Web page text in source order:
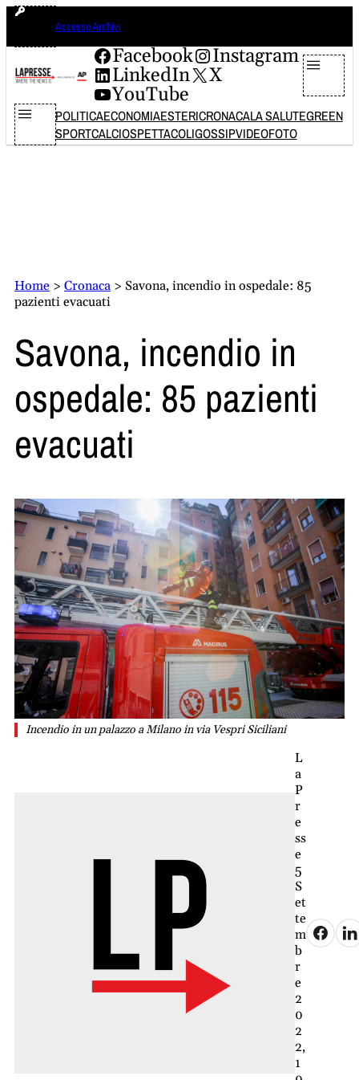
Vai
contenuto
Accesso Archivi
Facebook
Instagram
LinkedIn
X
YouTube
POLITICAECONOMIAESTERICRONACALA SALUTEGREEN
SPORTCALCIOSPETTACOLIGOSSIPVIDEOFOTO
Home > Cronaca > Savona, incendio in ospedale: 85
pazienti evacuati
Savona, incendio in
ospedale: 85 pazienti
evacuati
Incendio in un palazzo a Milano in via Vespri Siciliani
L
a
P
r
e
ss
e
5
S
et
te
m
b
r
e
2
0
2
2,
1